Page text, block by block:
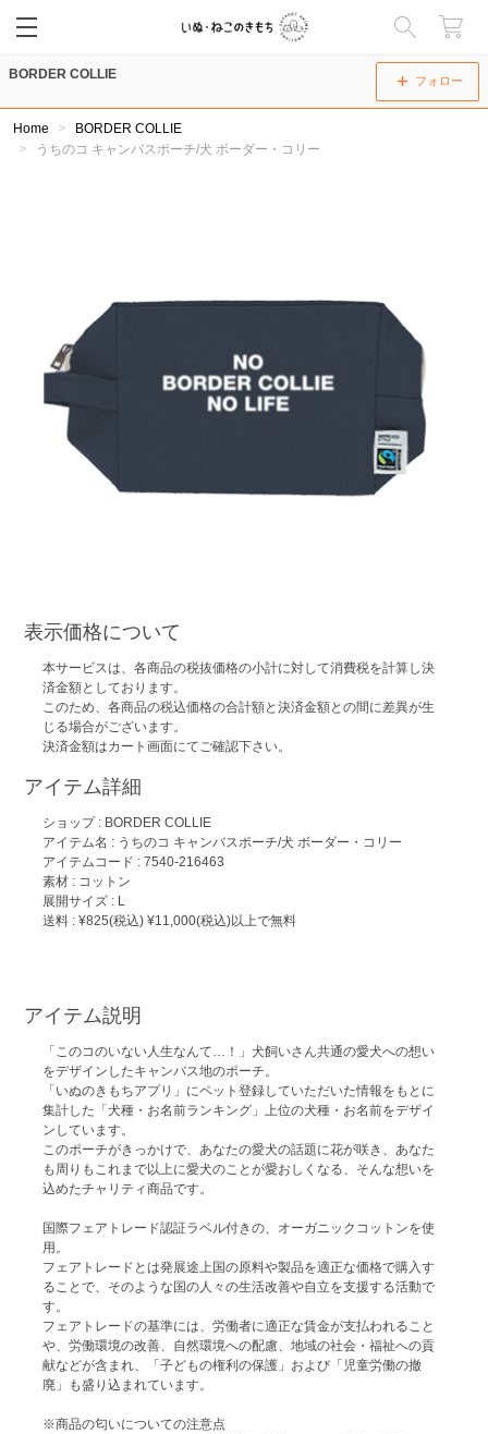
閉じる
BORDER COLLIE フォロー
Home
BORDER COLLIE
うちのコ キャンバスポーチ/犬 ボーダー・コリー
表示価格について
本サービスは、各商品の税抜価格の小計に対して消費税を計算し決
済金額としております。
このため、各商品の税込価格の合計額と決済金額との間に差異が生
じる場合がございます。
決済金額はカート画面にてご確認下さい。
アイテム詳細
ショップ : BORDER COLLIE
アイテム名 : うちのコ キャンバスポーチ/犬 ボーダー・コリー
アイテムコード : 7540-216463
素材 : コットン
展開サイズ : L
送料 : ¥825(税込) ¥11,000(税込)以上で無料
アイテム説明
「このコのいない人生なんて…！」犬飼いさん共通の愛犬への想い
をデザインしたキャンバス地のポーチ。
「いぬのきもちアプリ」にペット登録していただいた情報をもとに
集計した「犬種・お名前ランキング」上位の犬種・お名前をデザイ
ンしています。
このポーチがきっかけで、あなたの愛犬の話題に花が咲き、あなた
も周りもこれまで以上に愛犬のことが愛おしくなる、そんな想いを
込めたチャリティ商品です。
国際フェアトレード認証ラベル付きの、オーガニックコットンを使
用。
フェアトレードとは発展途上国の原料や製品を適正な価格で購入す
ることで、そのような国の人々の生活改善や自立を支援する活動で
す。
フェアトレードの基準には、労働者に適正な賃金が支払われること
や、労働環境の改善、自然環境への配慮、地域の社会・福祉への貢
献などが含まれ、「子どもの権利の保護」および「児童労働の撤
廃」も盛り込まれています。
※商品の匂いについての注意点